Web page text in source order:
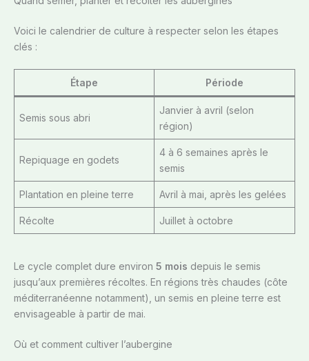
Voici le calendrier de culture à respecter selon les étapes
clés :
Étape Période
Semis sous abri
Janvier à avril (selon
région)
Repiquage en godets
4 à 6 semaines après le
semis
Plantation en pleine terre Avril à mai, après les gelées
Récolte Juillet à octobre
Le cycle complet dure environ 5 mois depuis le semis
jusqu’aux premières récoltes. En régions très chaudes (côte
méditerranéenne notamment), un semis en pleine terre est
envisageable à partir de mai.
Où et comment cultiver l’aubergine